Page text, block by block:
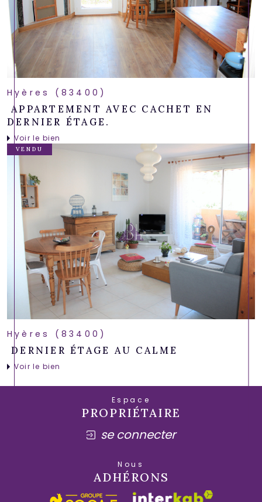
Hyères (83400)
APPARTEMENT AVEC CACHET EN
DERNIER ÉTAGE.
Voir le bien
VENDU
Hyères (83400)
DERNIER ÉTAGE AU CALME
Voir le bien
Espace
PROPRIÉTAIRE
se connecter
Nous
ADHÉRONS